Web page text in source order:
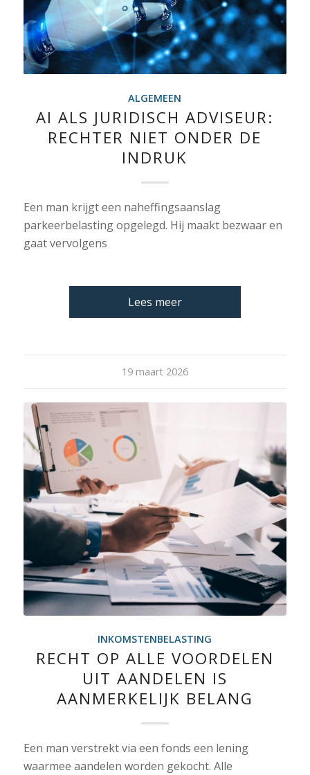
ALGEMEEN
AI ALS JURIDISCH ADVISEUR:
RECHTER NIET ONDER DE
INDRUK
Een man krijgt een naheffingsaanslag
parkeerbelasting opgelegd. Hij maakt bezwaar en
gaat vervolgens
Lees meer
19 maart 2026
INKOMSTENBELASTING
RECHT OP ALLE VOORDELEN
UIT AANDELEN IS
AANMERKELIJK BELANG
Een man verstrekt via een fonds een lening
waarmee aandelen worden gekocht. Alle